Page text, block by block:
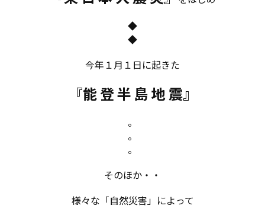
◆
◆
今年１月１日に起きた
『能 登 半 島 地 震』
。
。
。
そのほか・・
様々な「自然災害」によって